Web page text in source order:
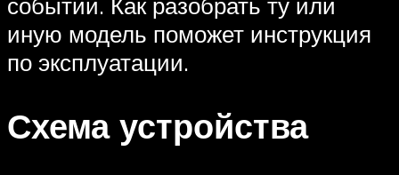
иную модель поможет инструкция
по эксплуатации.
Схема устройства